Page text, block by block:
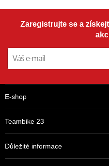
Zaregistrujte se a
E-shop
Teambike 23
Důležité informace